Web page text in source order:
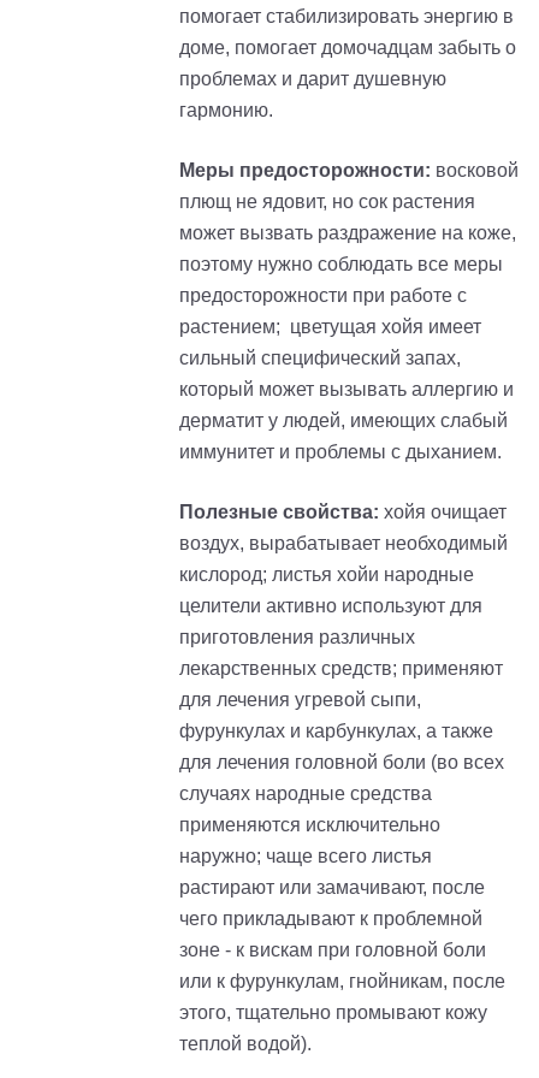
помогает стабилизировать энергию в
доме, помогает домочадцам забыть о
проблемах и дарит душевную
гармонию.
Меры предосторожности: восковой
плющ не ядовит, но cок растения
может вызвать раздражение на коже,
поэтому нужно соблюдать все меры
предосторожности при работе с
растением; цветущая хойя имеет
сильный специфический запах,
который может вызывать аллергию и
дерматит у людей, имеющих слабый
иммунитет и проблемы с дыханием.
Полезные свойства: хойя очищает
воздух, вырабатывает необходимый
кислород; листья хойи народные
целители активно используют для
приготовления различных
лекарственных средств; применяют
для лечения угревой сыпи,
фурункулах и карбункулах, а также
для лечения головной боли (во всех
случаях народные средства
применяются исключительно
наружно; чаще всего листья
растирают или замачивают, после
чего прикладывают к проблемной
зоне - к вискам при головной боли
или к фурункулам, гнойникам, после
этого, тщательно промывают кожу
теплой водой).